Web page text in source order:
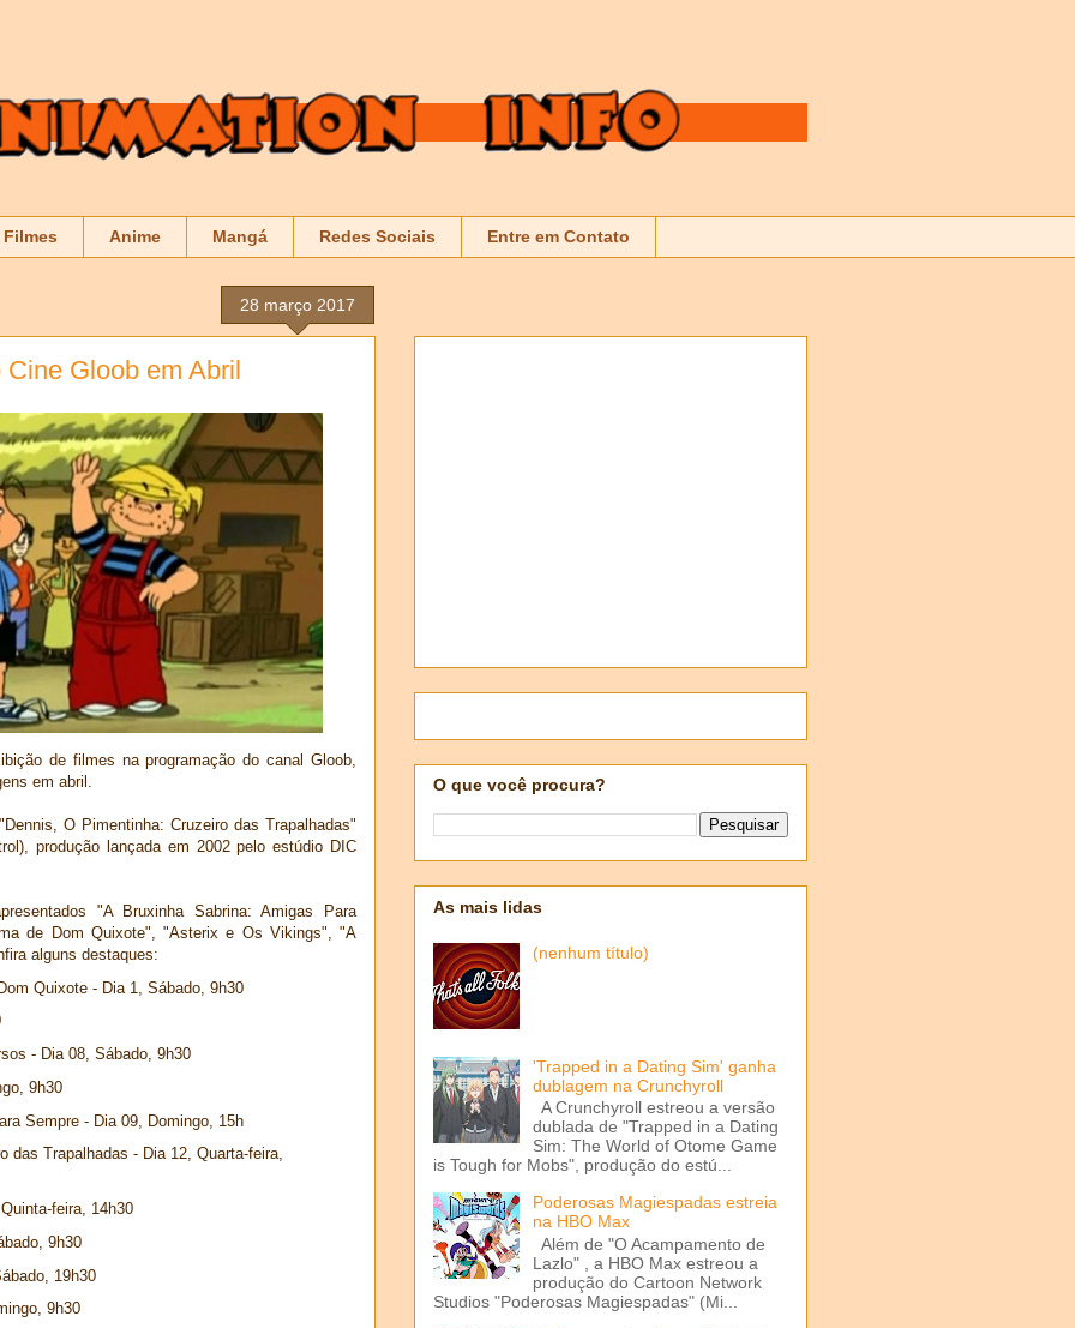
Filmes Anime Mangá Redes Sociais Entre em Contato
28 março 2017
Gloob em Abril
de filmes na programação do canal Gloob,
em abril.
O Pimentinha: Cruzeiro das Trapalhadas"
produção lançada em 2002 pelo estúdio DIC
"A Bruxinha Sabrina: Amigas Para
de Dom Quixote", "Asterix e Os Vikings", "A
alguns destaques:
Quixote - Dia 1, Sábado, 9h30
- Dia 08, Sábado, 9h30
9h30
Sempre - Dia 09, Domingo, 15h
das Trapalhadas - Dia 12, Quarta-feira,
feira, 14h30
9h30
19h30
9h30
O que você procura?
As mais lidas
(nenhum título)
'Trapped in a Dating Sim' ganha
dublagem na Crunchyroll
A Crunchyroll estreou a versão
dublada de "Trapped in a Dating
Sim: The World of Otome Game
is Tough for Mobs", produção do estú...
Poderosas Magiespadas estreia
na HBO Max
Além de "O Acampamento de
Lazlo" , a HBO Max estreou a
produção do Cartoon Network
Studios "Poderosas Magiespadas" (Mi...